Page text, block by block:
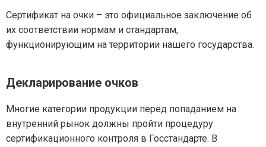
Сертификат на очки – это официальное заключение об
их соответствии нормам и стандартам,
функционирующим на территории нашего государства.
Декларирование очков
Многие категории продукции перед попаданием на
внутренний рынок должны пройти процедуру
сертификационного контроля в Госстандарте. В